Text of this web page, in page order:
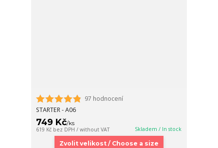
97 hodnocení
STARTER - A06
749 Kč/ks
619 Kč bez DPH / without VAT Skladem / In stock
Zvolit velikost / Choose a size